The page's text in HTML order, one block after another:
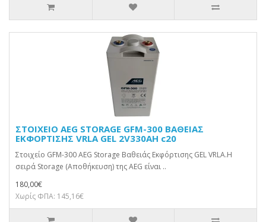
ΣΤΟΙΧΕΙΟ AEG STORAGE GFM-300 ΒΑΘΕΙΑΣ
ΕΚΦΟΡΤΙΣΗΣ VRLA GEL 2V330AH c20
Στοιχείο GFM-300 AEG Storage Βαθειάς Εκφόρτισης GEL VRLA.Η
σειρά Storage (Αποθήκευση) της AEG είναι ..
180,00€
Χωρίς ΦΠΑ: 145,16€